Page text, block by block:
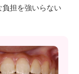
担を強いらない